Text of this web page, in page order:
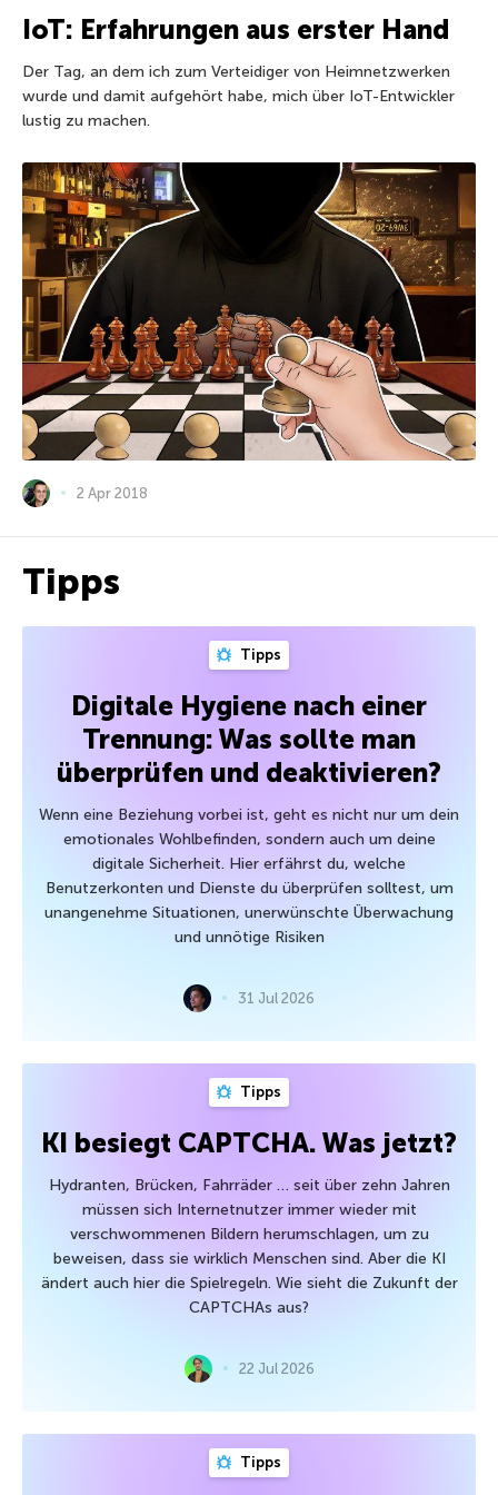
IoT: Erfahrungen aus erster Hand
Der Tag, an dem ich zum Verteidiger von Heimnetzwerken
wurde und damit aufgehört habe, mich über IoT-Entwickler
lustig zu machen.
2 Apr 2018
Tipps
Tipps
Digitale Hygiene nach einer
Trennung: Was sollte man
überprüfen und deaktivieren?
Wenn eine Beziehung vorbei ist, geht es nicht nur um dein
emotionales Wohlbefinden, sondern auch um deine
digitale Sicherheit. Hier erfährst du, welche
Benutzerkonten und Dienste du überprüfen solltest, um
unangenehme Situationen, unerwünschte Überwachung
und unnötige Risiken
31 Jul 2026
Tipps
KI besiegt CAPTCHA. Was jetzt?
Hydranten, Brücken, Fahrräder … seit über zehn Jahren
müssen sich Internetnutzer immer wieder mit
verschwommenen Bildern herumschlagen, um zu
beweisen, dass sie wirklich Menschen sind. Aber die KI
ändert auch hier die Spielregeln. Wie sieht die Zukunft der
CAPTCHAs aus?
22 Jul 2026
Tipps